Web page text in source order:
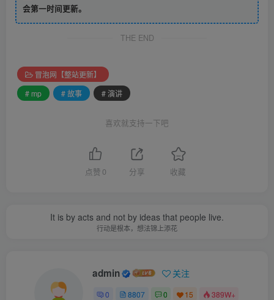
会第一时间更新。
THE END
冒泡网【整站更新】
# mp
# 故事 # 演讲
喜欢就支持一下吧
点赞 0 分享 收藏
It is by acts and not by ideas that people live.
行动是根本，想法锦上添花
admin 关注
0 8807 0 15 389W+